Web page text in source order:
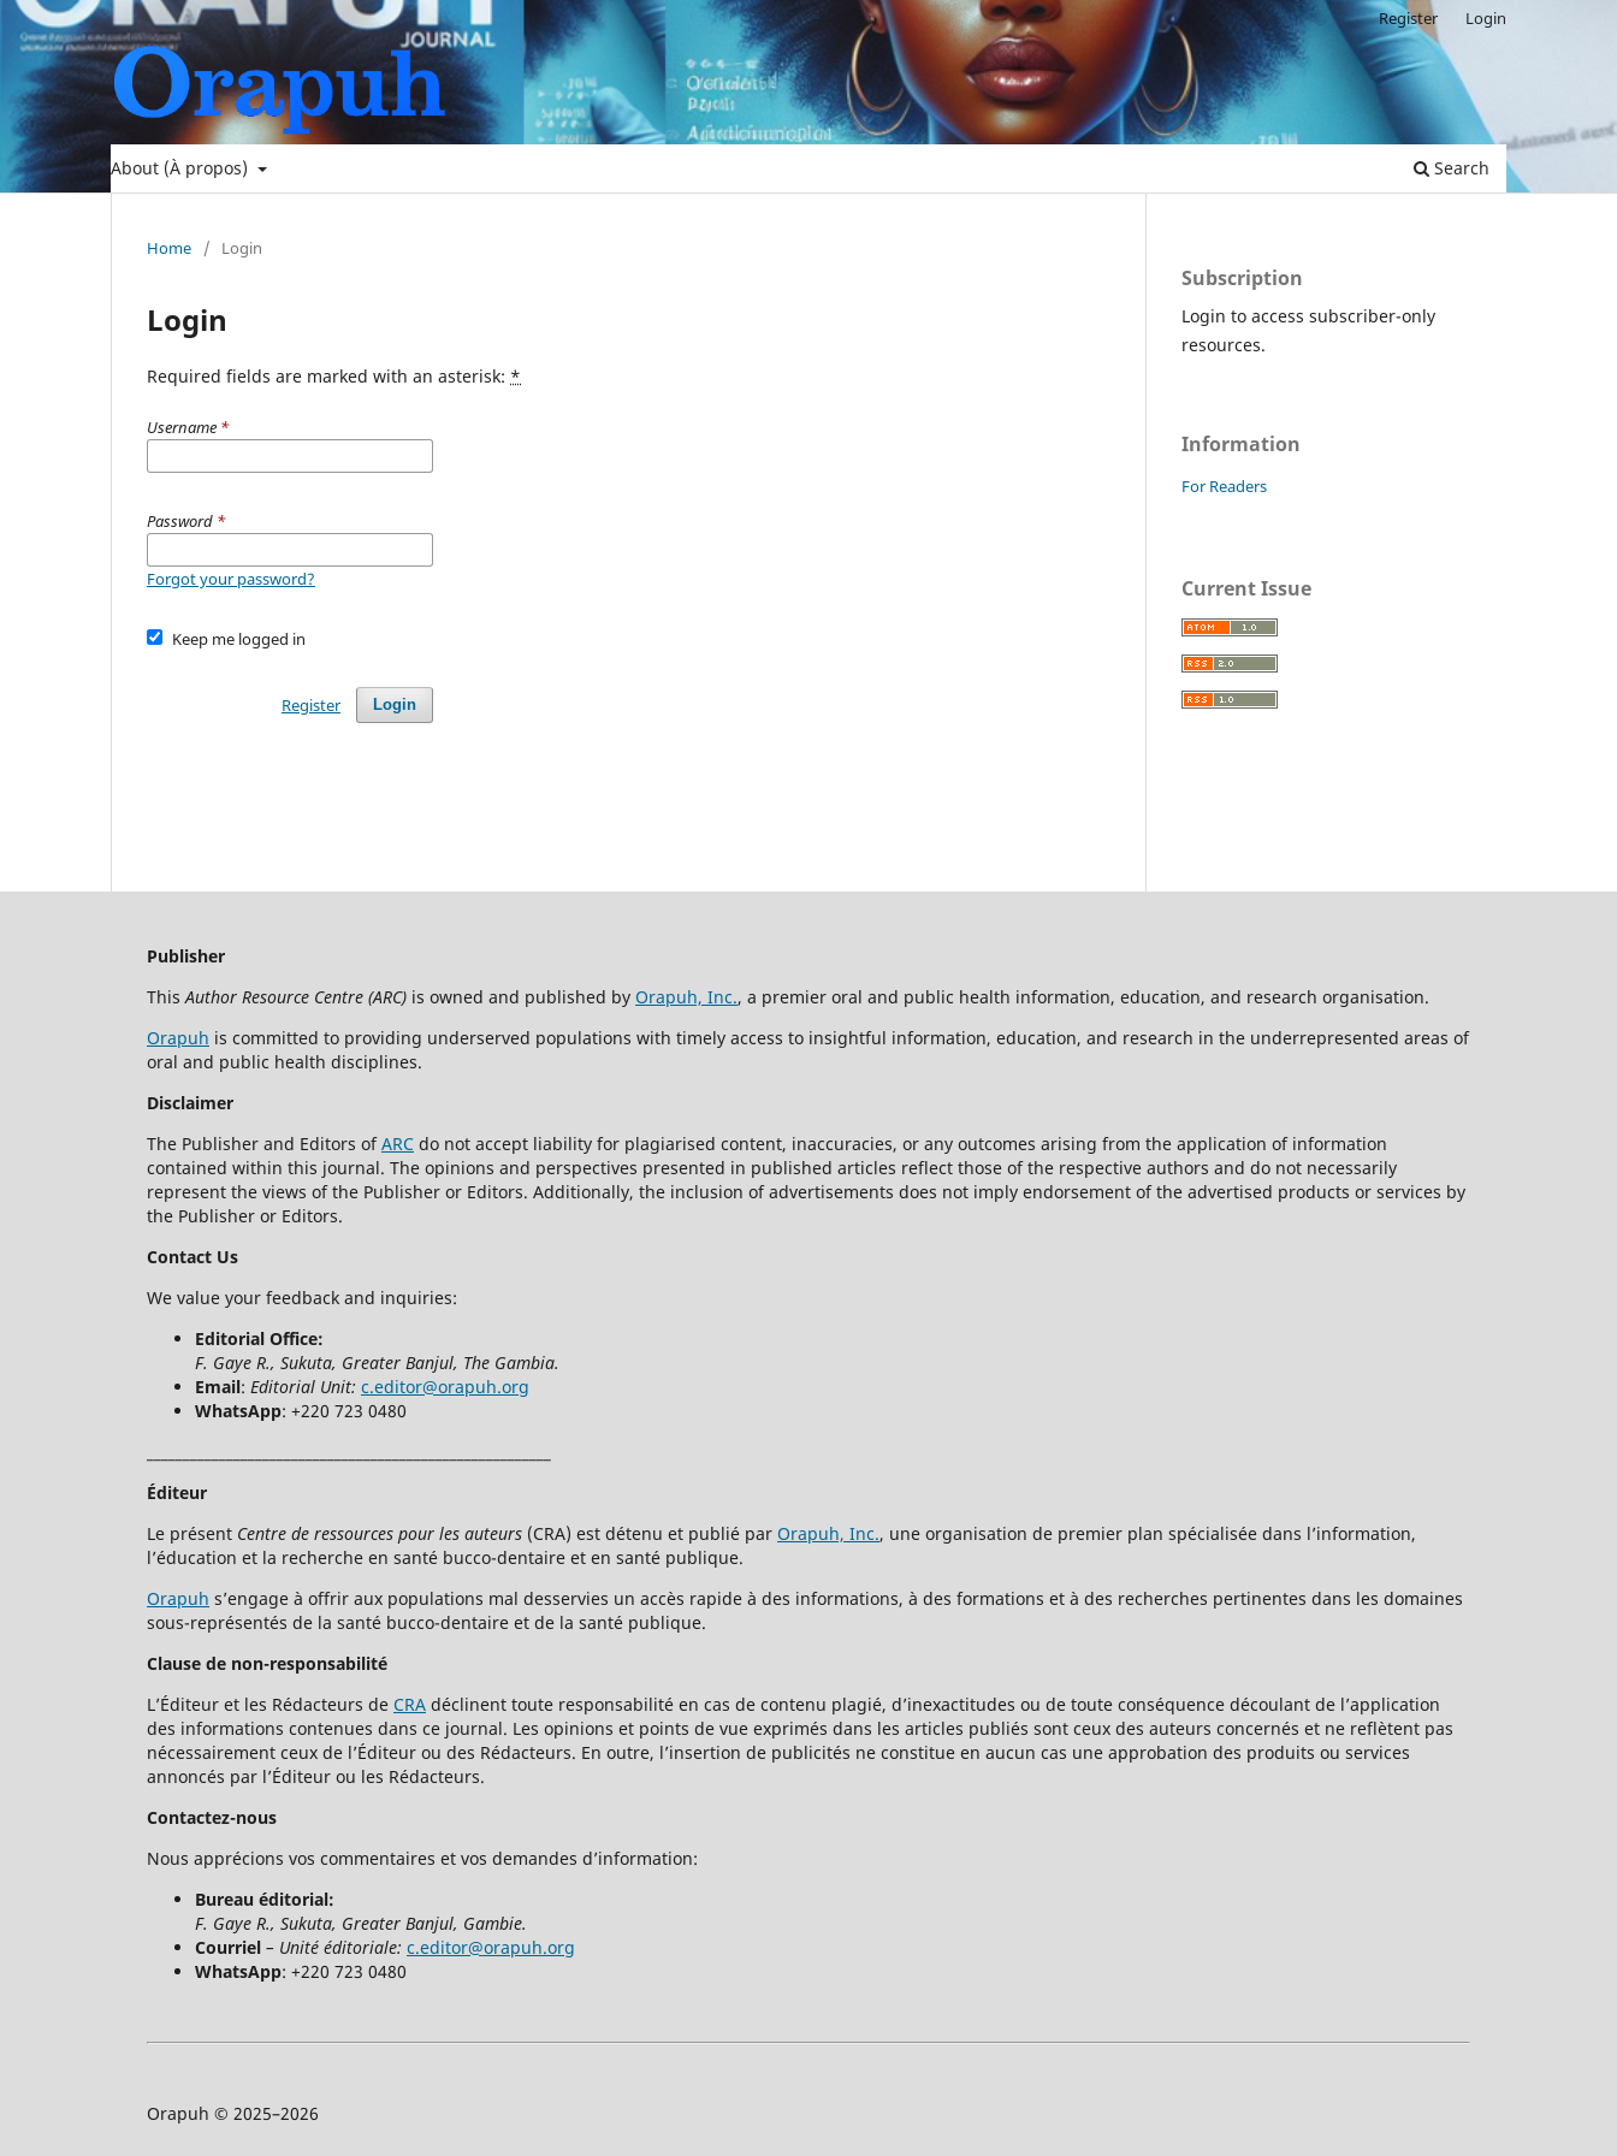
About (À propos) Search
Register Login
Home / Login
Login
Required fields are marked with an asterisk: *
Username *
Password *
Forgot your password?
Keep me logged in
Login
Register
Subscription
Login to access subscriber-only
resources.
Information
For Readers
Current Issue
Publisher
This Author Resource Centre (ARC) is owned and published by Orapuh, Inc., a premier oral and public health information, education, and research organisation.
Orapuh is committed to providing underserved populations with timely access to insightful information, education, and research in the underrepresented areas of
oral and public health disciplines.
Disclaimer
The Publisher and Editors ofARC do not accept liability for plagiarised content, inaccuracies, or any outcomes arising from the application of information
contained within this journal. The opinions and perspectives presented in published articles reflect those of the respective authors and do not necessarily
represent the views of the Publisher or Editors. Additionally, the inclusion of advertisements does not imply endorsement of the advertised products or services by
the Publisher or Editors.
Contact Us
We value your feedback and inquiries:
Editorial Office:
F. Gaye R., Sukuta, Greater Banjul, The Gambia.
Email: Editorial Unit: c.editor@orapuh.org
WhatsApp: +220 723 0480
Éditeur
Le présent Centre de ressources pour les auteurs (CRA) est détenu et publié par Orapuh, Inc., une organisation de premier plan spécialisée dans l’information,
l’éducation et la recherche en santé bucco-dentaire et en santé publique.
Orapuh s’engage à offrir aux populations mal desservies un accès rapide à des informations, à des formations et à des recherches pertinentes dans les domaines
sous-représentés de la santé bucco-dentaire et de la santé publique.
Clause de non-responsabilité
L’Éditeur et les Rédacteurs de CRA déclinent toute responsabilité en cas de contenu plagié, d’inexactitudes ou de toute conséquence découlant de l’application
des informations contenues dans ce journal. Les opinions et points de vue exprimés dans les articles publiés sont ceux des auteurs concernés et ne reflètent pas
nécessairement ceux de l’Éditeur ou des Rédacteurs. En outre, l’insertion de publicités ne constitue en aucun cas une approbation des produits ou services
annoncés par l’Éditeur ou les Rédacteurs.
Contactez-nous
Nous apprécions vos commentaires et vos demandes d’information:
Bureau éditorial:
F. Gaye R., Sukuta, Greater Banjul, Gambie.
Courriel – Unité éditoriale: c.editor@orapuh.org
WhatsApp: +220 723 0480
Orapuh © 2025–2026